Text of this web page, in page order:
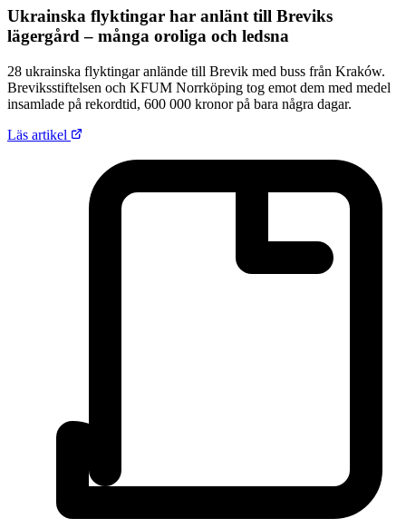
Ukrainska flyktingar har anlänt till Breviks
lägergård – många oroliga och ledsna
28 ukrainska flyktingar anlände till Brevik med buss från Kraków.
Breviksstiftelsen och KFUM Norrköping tog emot dem med medel
insamlade på rekordtid, 600 000 kronor på bara några dagar.
Läs artikel